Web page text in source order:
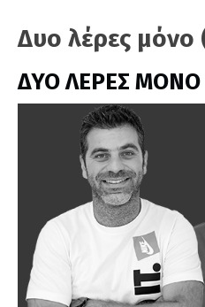
Δυο λέρες
ΔΥΟ ΛΕΡΕΣ ΜΟΝΟ